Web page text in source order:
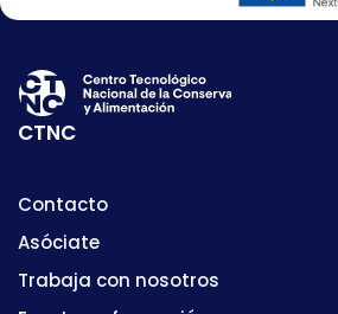
CTNC
Contacto
Asóciate
Trabaja con nosotros